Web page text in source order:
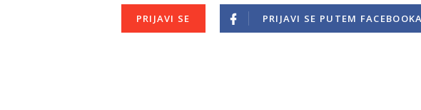
PRIJAVI SE PRIJAVI SE PUTEM FACEBOOKA